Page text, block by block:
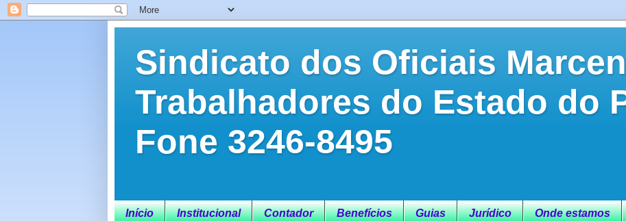
Sindicato dos Oficiais
Trabalhadores do Estado do
Fone 3246-8495
Início Institucional Contador Benefícios Guias Jurídico Onde estamos